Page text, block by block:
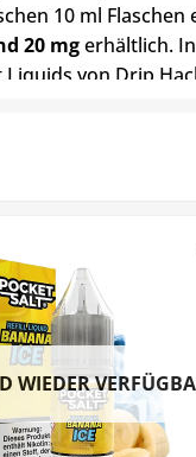
10 ml
20 mgerhältlich.
von Drip
WIEDER